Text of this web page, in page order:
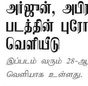
அர்ஜுன்,
படத்தின்
வெளியீடு
இப்படம் வரும் 28-
வெளியாக உள்ளது.